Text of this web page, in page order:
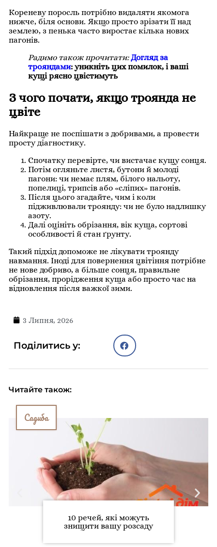
Кореневу поросль потрібно видаляти якомога
нижче, біля основи. Якщо просто зрізати її над
землею, з пенька часто виростає кілька нових
пагонів.
Радимо також прочитати:Догляд за
трояндами: уникніть цих помилок, і ваші
кущі рясно цвістимуть
З чого почати, якщо троянда не
цвіте
Найкраще не поспішати з добривами, а провести
просту діагностику.
Спочатку перевірте, чи вистачає кущу сонця.
Потім огляньте листя, бутони й молоді
пагони: чи немає плям, білого нальоту,
попелиці, трипсів або «сліпих» пагонів.
Після цього згадайте, чим і коли
підживлювали троянду: чи не було надлишку
азоту.
Далі оцініть обрізання, вік куща, сортові
особливості й стан ґрунту.
Такий підхід допоможе не лікувати троянду
навмання. Іноді для повернення цвітіння потрібне
не нове добриво, а більше сонця, правильне
обрізання, прорідження куща або просто час на
відновлення після важкої зими.
3 Липня, 2026
Поділитись у:
Читайте також:
Садиба
10 речей, які можуть
знищити вашу розсаду